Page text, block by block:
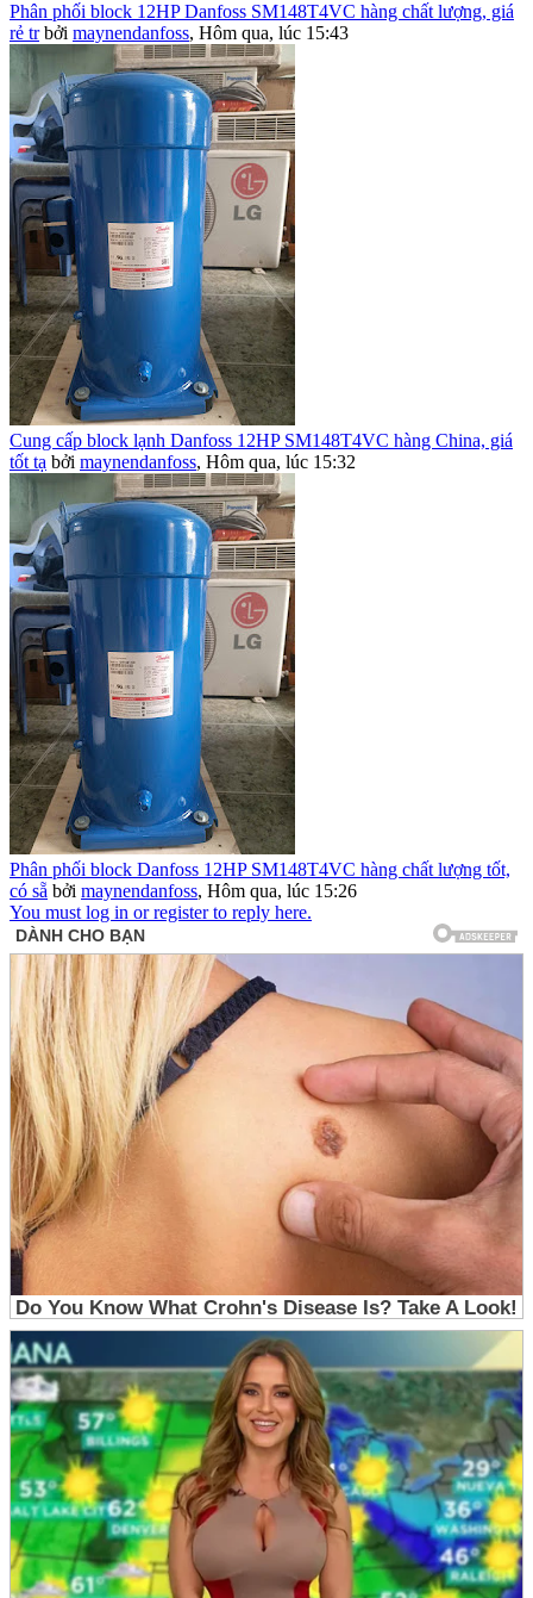
Phân phối block 12HP Danfoss SM148T4VC hàng chất lượng, giá
rẻ tr bởi maynendanfoss, Hôm qua, lúc 15:43
Cung cấp block lạnh Danfoss 12HP SM148T4VC hàng China, giá
tốt tạ bởi maynendanfoss, Hôm qua, lúc 15:32
Phân phối block Danfoss 12HP SM148T4VC hàng chất lượng tốt,
có sẵ bởi maynendanfoss, Hôm qua, lúc 15:26
You must log in or register to reply here.